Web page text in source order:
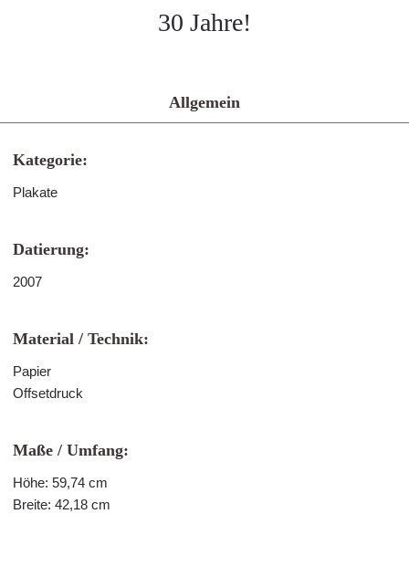
30 Jahre!
Allgemein
Kategorie:
Plakate
Datierung:
2007
Material / Technik:
Papier
Offsetdruck
Maße / Umfang:
Höhe: 59,74 cm
Breite: 42,18 cm